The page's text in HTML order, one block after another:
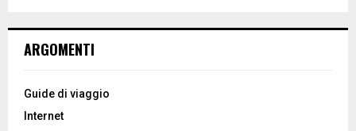
h
o
:
ARGOMENTI
Guide di viaggio
Internet